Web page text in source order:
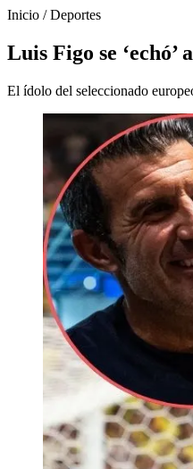
Inicio /Deportes
Luis Figo se
El ídolo del seleccionado